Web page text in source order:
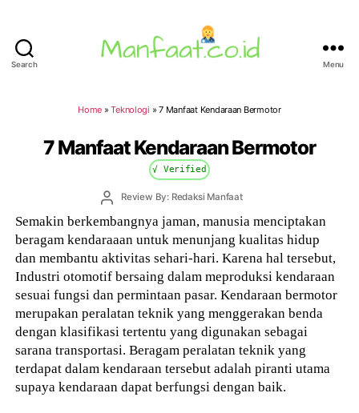
Search Menu
Home »Teknologi »7 Manfaat Kendaraan Bermotor
7 Manfaat Kendaraan Bermotor
√ Verified
PostReview By: Redaksi Manfaat
Semakin berkembangnya jaman, manusia menciptakan
beragam kendaraaan untuk menunjang kualitas hidup
dan membantu aktivitas sehari-hari. Karena hal tersebut,
Industri otomotif bersaing dalam meproduksi kendaraan
sesuai fungsi dan permintaan pasar. Kendaraan bermotor
merupakan peralatan teknik yang menggerakan benda
dengan klasifikasi tertentu yang digunakan sebagai
sarana transportasi. Beragam peralatan teknik yang
terdapat dalam kendaraan tersebut adalah piranti utama
supaya kendaraan dapat berfungsi dengan baik.